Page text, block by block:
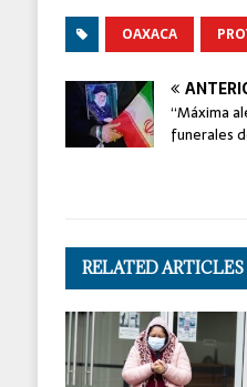
OAXACA
“Máxima
funerales
RELATED ARTICLES